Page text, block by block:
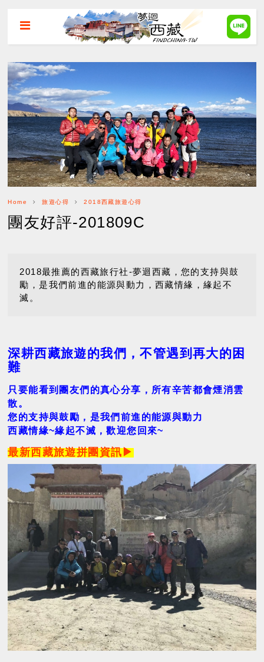
Home 旅遊心得 2018西藏旅遊心得
團友好評-201809C
2018最推薦的西藏旅行社-夢迴西藏，您的支持與鼓
勵，是我們前進的能源與動力，西藏情緣，緣起不
滅。
深耕西藏旅遊的我們，不管遇到再大的困
難
只要能看到團友們的真心分享，所有辛苦都會煙消雲
散。
您的支持與鼓勵，是我們前進的能源與動力
西藏情緣~緣起不滅，歡迎您回來~
最新西藏旅遊拼團資訊▶